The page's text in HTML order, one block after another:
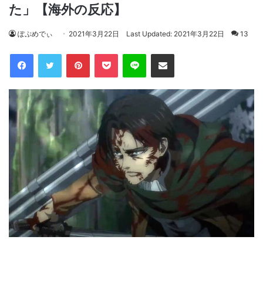
た」【海外の反応】
ぽぷめでぃ 2021年3月22日 Last Updated: 2021年3月22日 13
FacebookTwitter PinterestPocket Line Share via Email